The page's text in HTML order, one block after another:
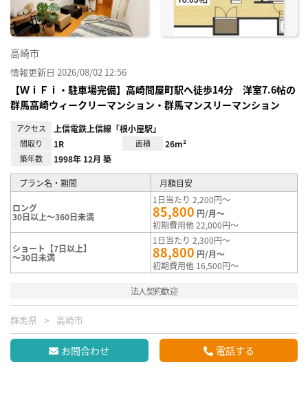
高崎市
情報更新日 2026/08/02 12:56
【ＷｉＦｉ・駐車場完備】高崎問屋町駅へ徒歩14分 洋室7.6帖の
群馬高崎ウィークリーマンション・群馬マンスリーマンション
アクセス 上信電鉄上信線「根小屋駅」
間取り 1R 面積 26m²
築年数 1998年 12月 築
プラン名・期間 月額目安
ロング
30日以上～360日未満
1日当たり 2,200円～
85,800 円/月～
初期費用他 22,000円～
ショート【7日以上】
～30日未満
1日当たり 2,300円～
88,800 円/月～
初期費用他 16,500円～
法人契約歓迎
群馬県 高崎市
お問合わせ 電話する